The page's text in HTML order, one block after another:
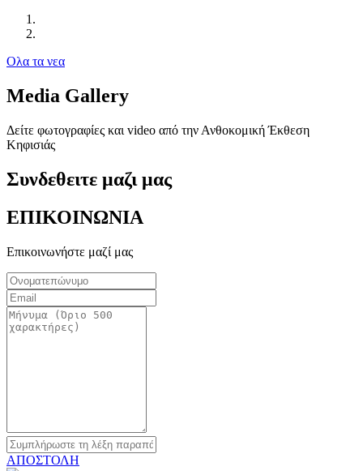
Ολα τα νεα
Media Gallery
Δείτε φωτογραφίες και video από την Ανθοκομική Έκθεση
Κηφισιάς
Συνδεθειτε μαζι μας
ΕΠΙΚΟΙΝΩΝΙΑ
Επικοινωνήστε μαζί μας
ΑΠΟΣΤΟΛΗ